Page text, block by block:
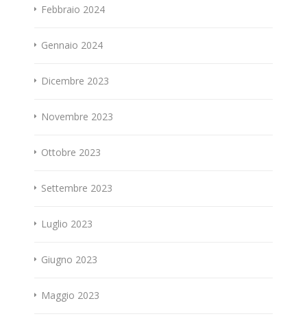
Febbraio 2024
Gennaio 2024
Dicembre 2023
Novembre 2023
Ottobre 2023
Settembre 2023
Luglio 2023
Giugno 2023
Maggio 2023